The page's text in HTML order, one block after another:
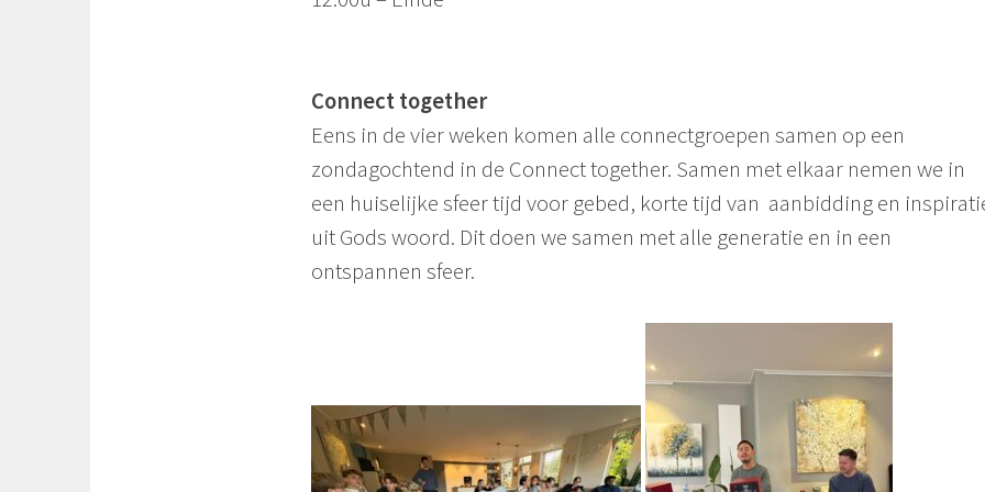
Connect together
Eens in de vier weken komen alle connectgroepen samen op een
zondagochtend in de Connect together. Samen met elkaar nemen we in
een huiselijke sfeer tijd voor gebed, korte tijd van aanbidding en
uit Gods woord. Dit doen we samen met alle generatie en in een
ontspannen sfeer.